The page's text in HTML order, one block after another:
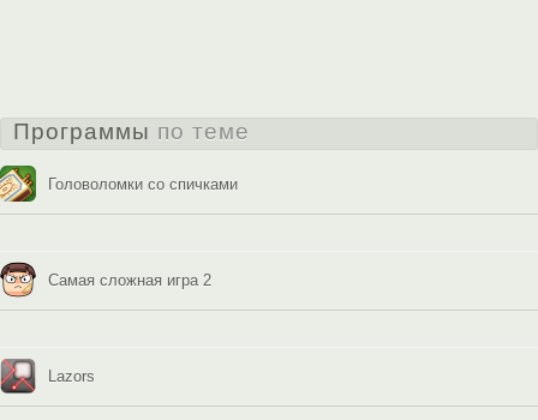
Программы по теме
Головоломки со спичками
Самая сложная игра 2
Lazors